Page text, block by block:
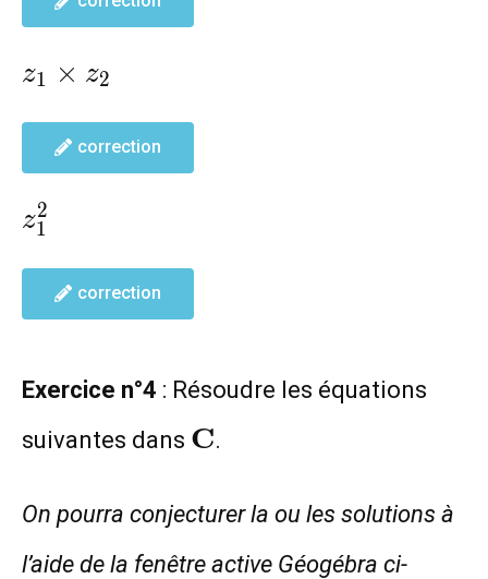
z_1\times
z1 × z2
correction
z_1^2
z1
2
correction
Exercice n°4 : Résoudre les équations
suivantes dans \mathbf{C}
C.
On pourra conjecturer la ou les solutions à
l’aide de la fenêtre active Géogébra ci-